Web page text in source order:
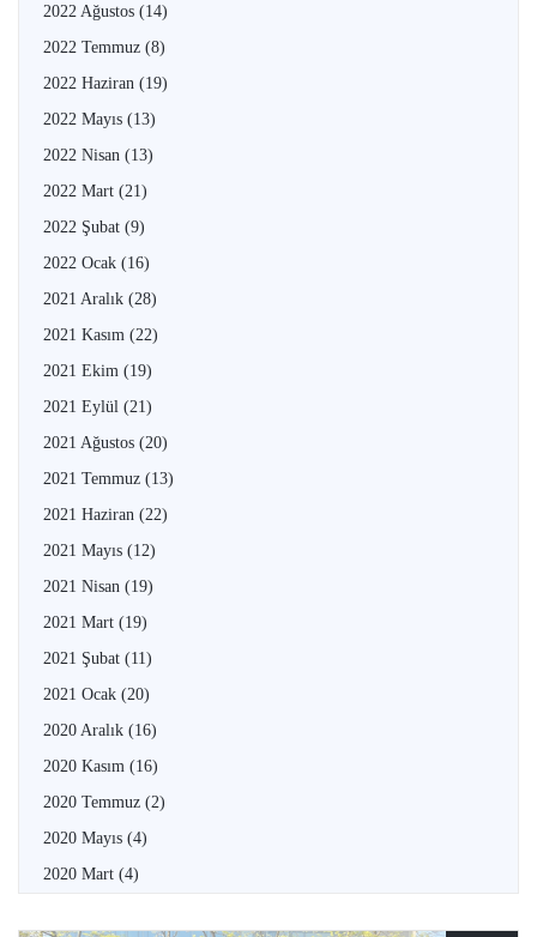
2022 Ağustos (14)
2022 Temmuz (8)
2022 Haziran (19)
2022 Mayıs (13)
2022 Nisan (13)
2022 Mart (21)
2022 Şubat (9)
2022 Ocak (16)
2021 Aralık (28)
2021 Kasım (22)
2021 Ekim (19)
2021 Eylül (21)
2021 Ağustos (20)
2021 Temmuz (13)
2021 Haziran (22)
2021 Mayıs (12)
2021 Nisan (19)
2021 Mart (19)
2021 Şubat (11)
2021 Ocak (20)
2020 Aralık (16)
2020 Kasım (16)
2020 Temmuz (2)
2020 Mayıs (4)
2020 Mart (4)